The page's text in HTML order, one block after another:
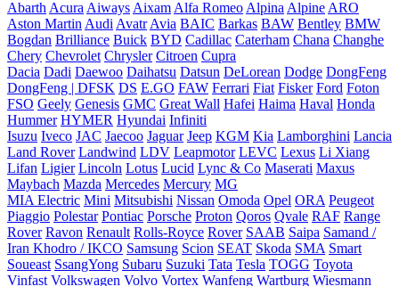
Abarth Acura Aiways Aixam Alfa Romeo Alpina Alpine ARO
Aston Martin Audi Avatr Avia BAIC Barkas BAW Bentley BMW
Bogdan Brilliance Buick BYD Cadillac Caterham Chana Changhe
Chery Chevrolet Chrysler Citroen Cupra
Dacia Dadi Daewoo Daihatsu Datsun DeLorean Dodge DongFeng
DongFeng | DFSK DS E.GO FAW Ferrari Fiat Fisker Ford Foton
FSO Geely Genesis GMC Great Wall Hafei Haima Haval Honda
Hummer HYMER Hyundai Infiniti
Isuzu Iveco JAC Jaecoo Jaguar Jeep KGM Kia Lamborghini Lancia
Land Rover Landwind LDV Leapmotor LEVC Lexus Li Xiang
Lifan Ligier Lincoln Lotus Lucid Lync & Co Maserati Maxus
Maybach Mazda Mercedes Mercury MG
MIA Electric Mini Mitsubishi Nissan Omoda Opel ORA Peugeot
Piaggio Polestar Pontiac Porsche Proton Qoros Qvale RAF Range
Rover Ravon Renault Rolls-Royce Rover SAAB Saipa Samand /
Iran Khodro / IKCO Samsung Scion SEAT Skoda SMA Smart
Soueast SsangYong Subaru Suzuki Tata Tesla TOGG Toyota
Vinfast Volkswagen Volvo Vortex Wanfeng Wartburg Wiesmann